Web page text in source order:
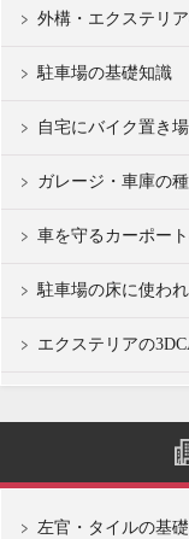
外構・エクステリ
駐車場の基礎知識
自宅にバイク置き
ガレージ・車庫の
車を守るカーポー
駐車場の床に使わ
エクステリアの
左官・タイルの基